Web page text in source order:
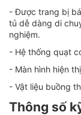
- Được trang bị
tủ dễ dàng di
nghiệm.
- Hệ thống quạt
- Màn hình hiện
- Vật liệu buồng
Thông số